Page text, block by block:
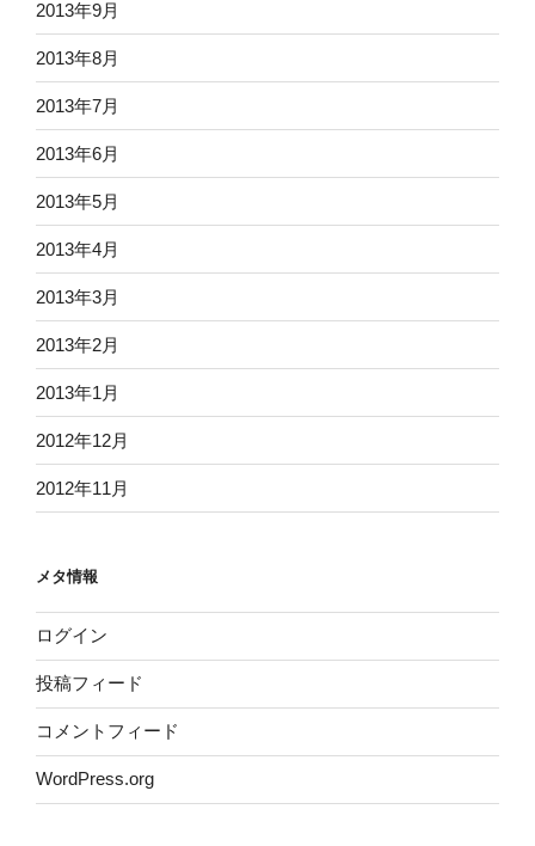
2013年9月
2013年8月
2013年7月
2013年6月
2013年5月
2013年4月
2013年3月
2013年2月
2013年1月
2012年12月
2012年11月
メタ情報
ログイン
投稿フィード
コメントフィード
WordPress.org